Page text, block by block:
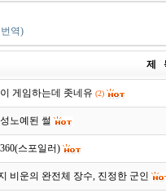
역)
제
게임하는데 좃네유 (2)
노예된 썰
스포일러)
비운의 완전체 장수, 진정한 군인